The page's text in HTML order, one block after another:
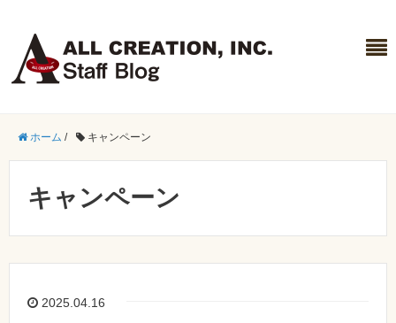
ホーム / キャンペーン
キャンペーン
2025.04.16